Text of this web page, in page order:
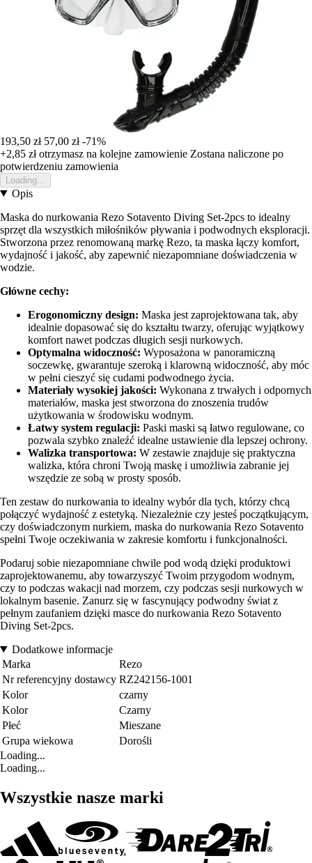
193,50 zł 57,00 zł -71%
+2,85 złotrzymasz na kolejne zamowienie Zostana naliczone po
potwierdzeniu zamowienia
Loading...
Opis
Maska do nurkowania Rezo Sotavento Diving Set-2pcs to idealny
sprzęt dla wszystkich miłośników pływania i podwodnych eksploracji.
Stworzona przez renomowaną markę Rezo, ta maska łączy komfort,
wydajność i jakość, aby zapewnić niezapomniane doświadczenia w
wodzie.
Główne cechy:
Erogonomiczny design: Maska jest zaprojektowana tak, aby
idealnie dopasować się do kształtu twarzy, oferując wyjątkowy
komfort nawet podczas długich sesji nurkowych.
Optymalna widoczność: Wyposażona w panoramiczną
soczewkę, gwarantuje szeroką i klarowną widoczność, aby móc
w pełni cieszyć się cudami podwodnego życia.
Materiały wysokiej jakości: Wykonana z trwałych i odpornych
materiałów, maska jest stworzona do znoszenia trudów
użytkowania w środowisku wodnym.
Łatwy system regulacji: Paski maski są łatwo regulowane, co
pozwala szybko znaleźć idealne ustawienie dla lepszej ochrony.
Walizka transportowa: W zestawie znajduje się praktyczna
walizka, która chroni Twoją maskę i umożliwia zabranie jej
wszędzie ze sobą w prosty sposób.
Ten zestaw do nurkowania to idealny wybór dla tych, którzy chcą
połączyć wydajność z estetyką. Niezależnie czy jesteś początkującym,
czy doświadczonym nurkiem, maska do nurkowania Rezo Sotavento
spełni Twoje oczekiwania w zakresie komfortu i funkcjonalności.
Podaruj sobie niezapomniane chwile pod wodą dzięki produktowi
zaprojektowanemu, aby towarzyszyć Twoim przygodom wodnym,
czy to podczas wakacji nad morzem, czy podczas sesji nurkowych w
lokalnym basenie. Zanurz się w fascynujący podwodny świat z
pełnym zaufaniem dzięki masce do nurkowania Rezo Sotavento
Diving Set-2pcs.
Dodatkowe informacje
Marka
Rezo
Nr referencyjny dostawcy RZ242156-1001
Kolor
czarny
Kolor
Czarny
Płeć
Mieszane
Grupa wiekowa
Dorośli
Loading...
Loading...
Wszystkie nasze marki